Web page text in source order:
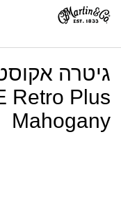
גיטרה
Retro Plus
Mahogany